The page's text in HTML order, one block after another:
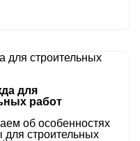
для
работ
об особенностях
строительных